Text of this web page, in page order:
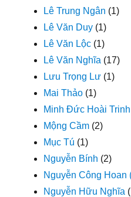
Lê Trung Ngân (1)
Lê Văn Duy (1)
Lê Văn Lộc (1)
Lê Văn Nghĩa (17)
Lưu Trọng Lư (1)
Mai Thảo (1)
Minh Đức Hoài
Mộng Cầm (2)
Mục Tú (1)
Nguyễn Bính (2)
Nguyễn Công Hoan
Nguyễn Hữu Nghĩa